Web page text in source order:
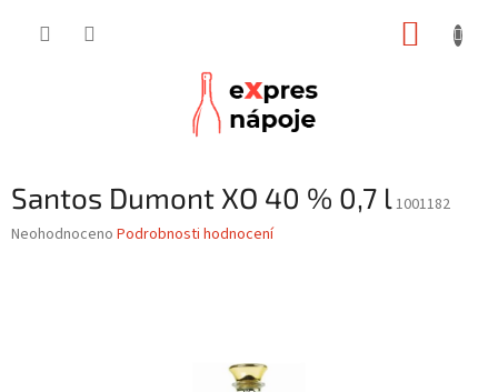
Santos Dumont XO 40 % 0,7 l1001182
Průměrné
Neohodnoceno Podrobnosti hodnocení